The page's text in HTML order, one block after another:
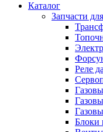
Каталог
Запчасти
Реле
Блоки